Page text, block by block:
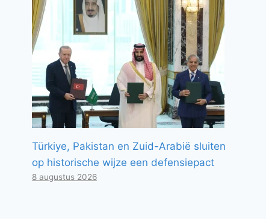
Türkiye, Pakistan en Zuid-Arabië sluiten
op historische wijze een defensiepact
8 augustus 2026